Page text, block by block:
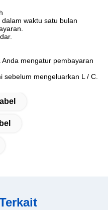
waktu satu bulan
mengatur pembayaran
sebelum mengeluarkan L / C.